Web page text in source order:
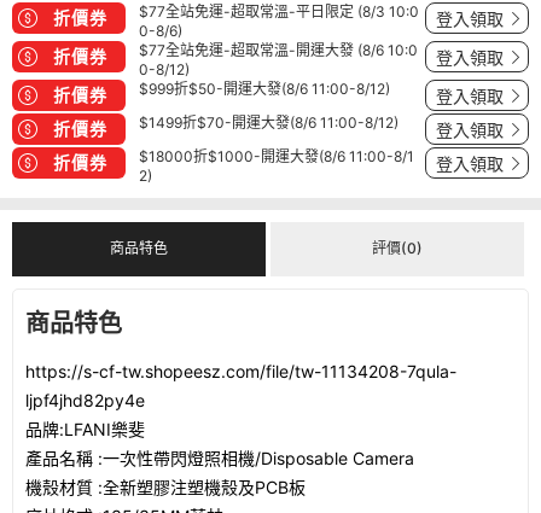
折價券
$77全站免運-超取常溫-平日限定 (8/3 10:0
0-8/6)
登入領取
折價券
$77全站免運-超取常溫-開運大發 (8/6 10:0
0-8/12)
登入領取
折價券 $999折$50-開運大發(8/6 11:00-8/12) 登入領取
折價券 $1499折$70-開運大發(8/6 11:00-8/12) 登入領取
折價券
$18000折$1000-開運大發(8/6 11:00-8/1
2)
登入領取
商品特色 評價(0)
商品特色
https://s-cf-tw.shopeesz.com/file/tw-11134208-7qula-
ljpf4jhd82py4e
品牌:LFANI樂斐
產品名稱 :一次性帶閃燈照相機/Disposable Camera
機殼材質 :全新塑膠注塑機殼及PCB板